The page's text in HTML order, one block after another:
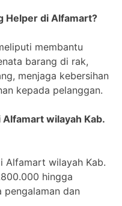
Helper di Alfamart?
membantu
barang di rak,
menjaga kebersihan
kepada pelanggan.
wilayah Kab.
Alfamart wilayah Kab.
hingga
dan